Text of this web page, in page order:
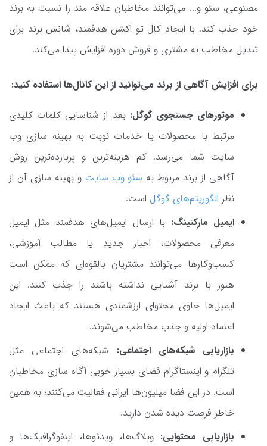
مصنوعی، سئو و... می‌توانند مخاطبان علاقه مند را نسبت به برند
خود جذب کند. با ایجاد کال تو اکشن هدفمند، شانس برند برای
تبدیل مخاطب به مشتری و فروش دوره افزایش پیدا می‌کند.
برای افزایش آگاهی از برند می‌توانید از این کانال‌ها استفاده کنید:
موتورهای جستجوی گوگل: بعد از شناسایی کلمات کلیدی
مرتبط با محصولات یا خدمات نوبت به بهینه سازی وب
سایت شما می‌رسد. کم هزینه‌ترین و پربازده‌ترین روش
آگاهی از برند مربوط به سئو وب سایت و بهینه سازی آن از
نظر الگوریتم‌های گوگل است.
ایمیل مارکتینگ: با ارسال ایمیل‌های هدفمند مثل ایمیل
معرفی محصولات، اخبار جدید یا مطالب آموزشی،
کسب‌وکارها می‌توانند مشتریان بالقوه‌ای که ممکن است
هنوز با برند آشنایی نداشته باشند را جذب کنند. این
ایمیل‌ها حاوی محتوای ارزشمندی هستند که باعث ایجاد
اعتماد اولیه و جذب مخاطب می‌شوند.
بازاریابی شبکه‌های اجتماعی: شبکه‌های اجتماعی مثل
تلگرام و اینستاگرام فضای بسیار خوبی آگاه سازی مخاطبان
است. در این فضا میلیون‌ها ایرانی فعالیت می‌کنند؛ به همین
خاطر فرصت دیده شدن دارید.
بازاریابی محتوایی: وبلاگ‌ها، ویدئوها، اینفوگرافیک‌ها و